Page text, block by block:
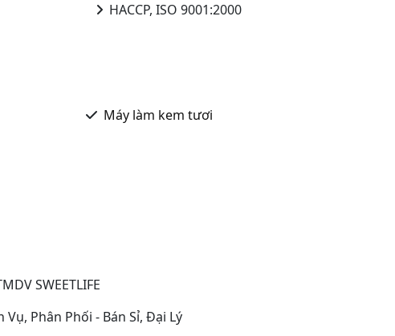
HACCP, ISO 9001:2000
Máy làm kem tươi
SWEETLIFE
Phân Phối - Bán Sỉ, Đại Lý